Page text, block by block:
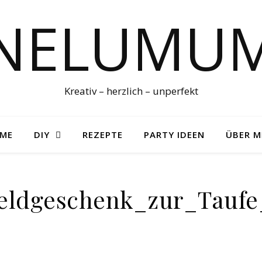
Kreativ – herzlich – unperfekt
DIY REZEPTE PARTY IDEEN ÜBER